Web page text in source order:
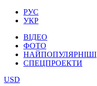
РУС
УКР
ВІДЕО
ФОТО
НАЙПОПУЛЯРНІШІ
СПЕЦПРОЕКТИ
USD